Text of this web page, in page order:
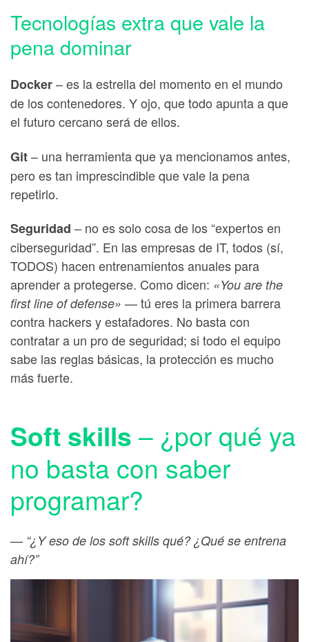
Tecnologías extra que vale la
pena dominar
Docker– es la estrella del momento en el mundo
de los contenedores. Y ojo, que todo apunta a que
el futuro cercano será de ellos.
Git– una herramienta que ya mencionamos antes,
pero es tan imprescindible que vale la pena
repetirlo.
Seguridad – no es solo cosa de los “expertos en
ciberseguridad”. En las empresas de IT, todos (sí,
TODOS) hacen entrenamientos anuales para
aprender a protegerse. Como dicen: «You are the
first line of defense» — tú eres la primera barrera
contra hackers y estafadores. No basta con
contratar a un pro de seguridad; si todo el equipo
sabe las reglas básicas, la protección es mucho
más fuerte.
Soft skills – ¿por qué ya
no basta con saber
programar?
— “¿Y eso de los soft skills qué? ¿Qué se entrena
ahí?”